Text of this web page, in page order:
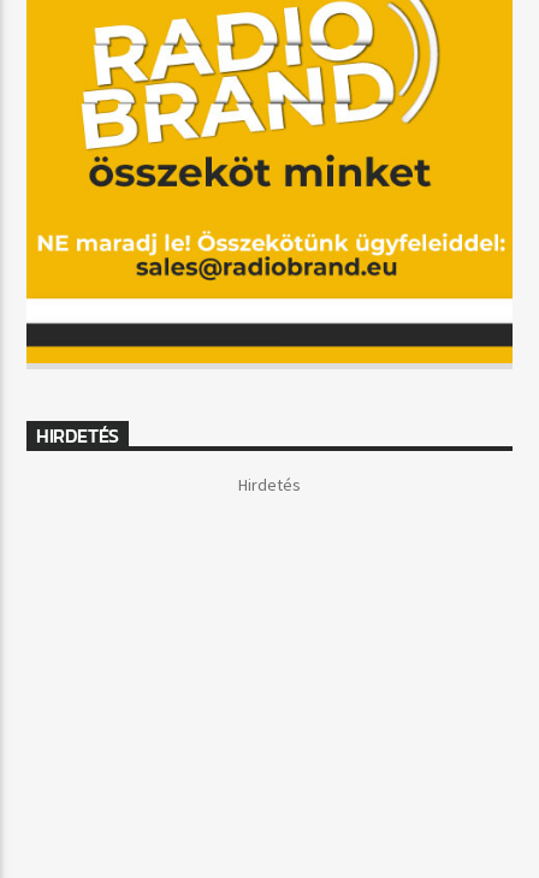
HIRDETÉS
Hirdetés